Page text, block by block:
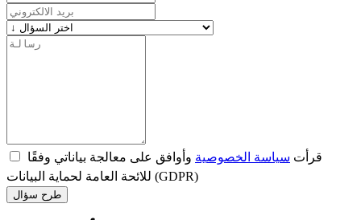
قرأت سياسة الخصوصية وأوافق على معالجة بياناتي وفقًا
للائحة العامة لحماية البيانات (GDPR)
طرح سؤال